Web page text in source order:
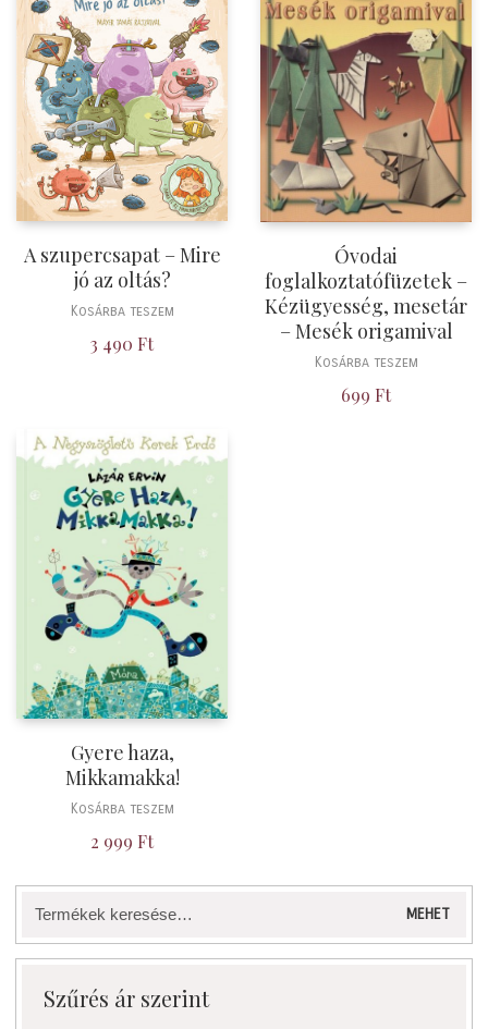
A szupercsapat – Mire
jó az oltás?
Kosárba teszem
3 490 Ft
Óvodai
foglalkoztatófüzetek –
Kézügyesség, mesetár
– Mesék origamival
Kosárba teszem
699 Ft
Gyere haza,
Mikkamakka!
Kosárba teszem
2 999 Ft
Keresés
következőre:
MEHET
Szűrés ár szerint